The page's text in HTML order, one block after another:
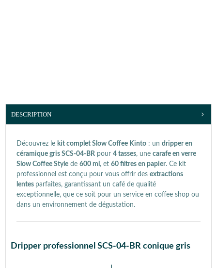
DESCRIPTION
Découvrez le kit complet Slow Coffee Kinto : un dripper en
céramique gris SCS-04-BR pour 4 tasses, une carafe en verre
Slow Coffee Style de 600 ml , et 60 filtres en papier. Ce kit
professionnel est conçu pour vous offrir des extractions
lentes parfaites, garantissant un café de qualité
exceptionnelle, que ce soit pour un service en coffee shop ou
dans un environnement de dégustation.
Dripper professionnel SCS-04-BR conique gris